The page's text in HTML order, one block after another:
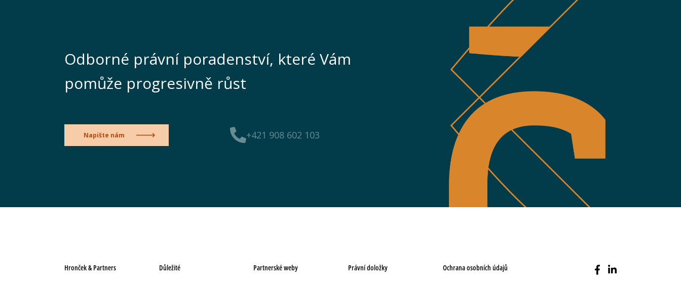
Odborné právní poradenství, které Vám
pomůže progresivně růst
+421 908 602 103
Napište nám
Hronček & Partners Důležité Partnerské weby Právní doložky Ochrana osobních údajů